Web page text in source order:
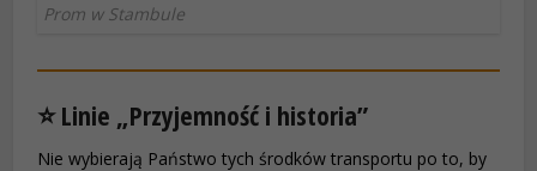
Prom w Stambule
⭐ Linie „Przyjemność i historia”
Nie wybierają Państwo tych środków transportu po to, by